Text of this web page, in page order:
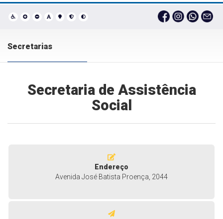
Secretarias
Secretaria de Assistência
Social
Endereço
Avenida José Batista Proença, 2044